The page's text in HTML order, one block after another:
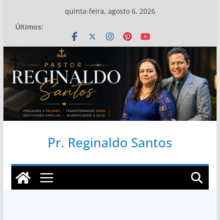
conteúdo
quinta-feira, agosto 6, 2026
Últimos:
Pr. Reginaldo Santos